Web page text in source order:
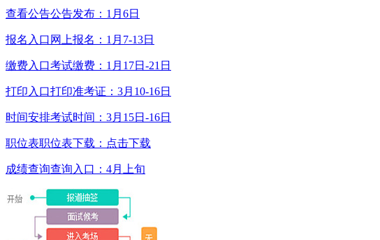
查看公告公告发布：1月6日
报名入口 网上报名：1月7-13日
缴费入口考试缴费：1月17日-21日
打印入口打印准考证：3月10-16日
时间安排考试时间：3月15日-16日
职位表职位表下载：点击下载
成绩查询查询入口：4月上旬